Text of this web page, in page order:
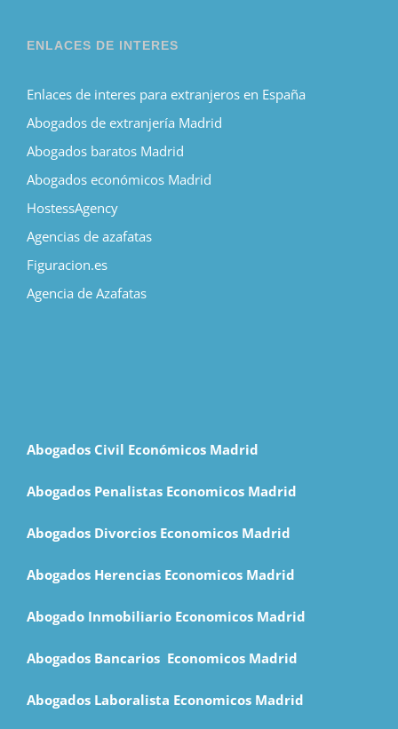
ENLACES DE INTERES
Enlaces de interes para extranjeros en España
Abogados de extranjería Madrid
Abogados baratos Madrid
Abogados económicos Madrid
HostessAgency
Agencias de azafatas
Figuracion.es
Agencia de Azafatas
Abogados Civil Económicos Madrid
Abogados Penalistas Economicos Madrid
Abogados Divorcios Economicos Madrid
Abogados Herencias Economicos Madrid
Abogado Inmobiliario Economicos Madrid
Abogados Bancarios Economicos Madrid
Abogados Laboralista Economicos Madrid